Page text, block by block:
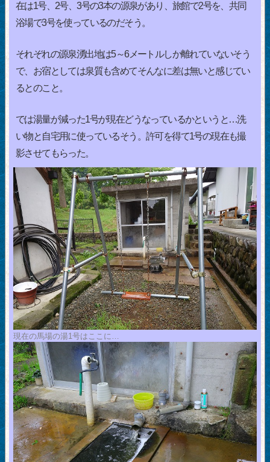
在は1号、2号、3号の3本の源泉があり、旅館で2号を、共同
浴場で3号を使っているのだそう。
それぞれの源泉湧出地は5～6メートルしか離れていないそう
で、お宿としては泉質も含めてそんなに差は無いと感じてい
るとのこと。
では湯量が減った1号が現在どうなっているかというと…洗
い物と自宅用に使っているそう。許可を得て1号の現在も撮
影させてもらった。
現在の馬場の湯1号はここに…